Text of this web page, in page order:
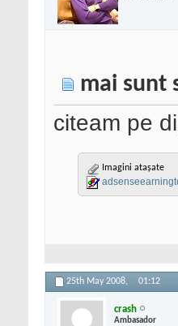
mai sunt
citeam pe
Imagini atașate
25th May 2008, 01:12
crash
Ambasador